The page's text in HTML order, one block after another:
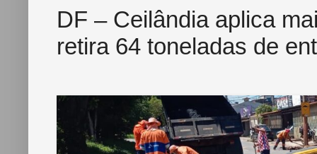
DF – Ceilândia aplica
retira 64 toneladas de